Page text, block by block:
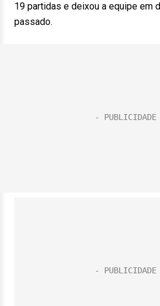
19 partidas e deixou a equipe em
passado.